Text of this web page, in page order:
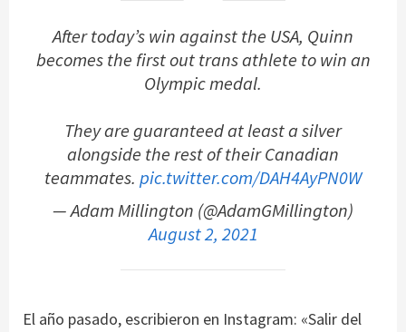
After today’s win against the USA, Quinn
becomes the first out trans athlete to win an
Olympic medal.
They are guaranteed at least a silver
alongside the rest of their Canadian
teammates. pic.twitter.com/DAH4AyPN0W
— Adam Millington (@AdamGMillington)
August 2, 2021
El año pasado, escribieron en Instagram: «Salir del